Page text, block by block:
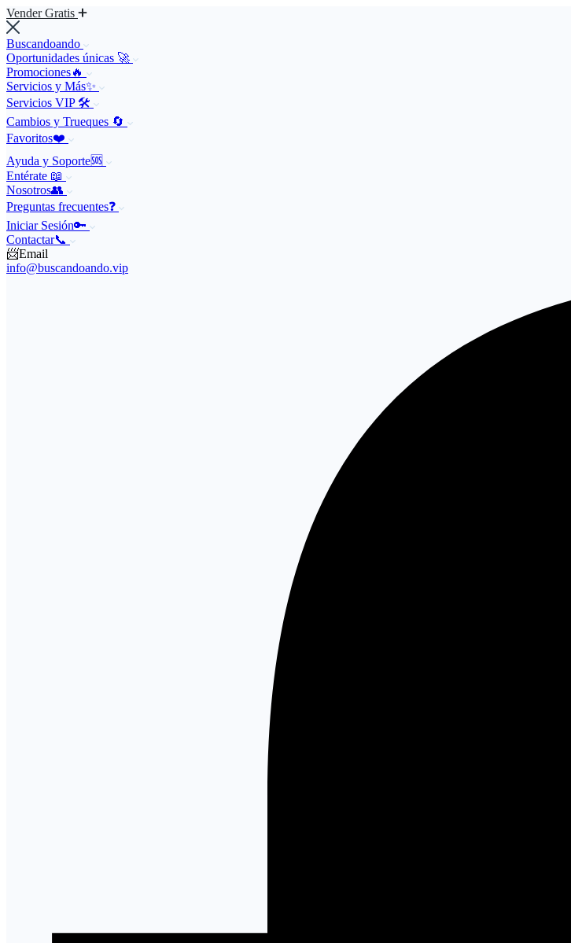
Vender Gratis
Buscandoando
Oportunidades únicas 🚀
Promociones🔥
Servicios y Más✨
Servicios VIP 🛠️
Cambios y Trueques 🔄
Favoritos❤️
Ayuda y Soporte🆘
Entérate 📖
Nosotros👥
Preguntas frecuentes❓
Iniciar Sesión🔑
Contactar📞
📨Email
info@buscandoando.vip